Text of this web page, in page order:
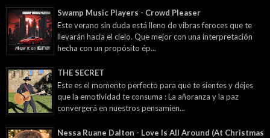
Swamp Music Players - Crowd Pleaser
Este verano sin duda está lleno de vibras feroces que te
llevarán hacia el cielo. Que mejor con una interpretación
hecha con un propósito ép...
THE SECRET
Este es el momento perfecto para que te sientes y dejes
que la emotividad te consuma : La añoranza y la paz
convergerá en nuestros pensamien...
Nessa Ruane Dalton - Love Is All Around (At Christmas